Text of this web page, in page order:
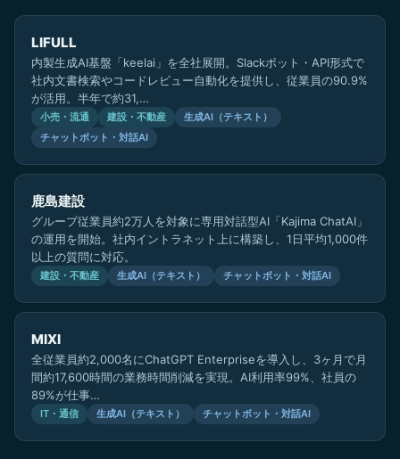
LIFULL
内製生成AI基盤「keelai」を全社展開。Slackボット・API形式で
社内文書検索やコードレビュー自動化を提供し、従業員の90.9%
が活用。半年で約31,…
小売・流通 建設・不動産
生成AI（テキスト）
チャットボット・対話AI
鹿島建設
グループ従業員約2万人を対象に専用対話型AI「Kajima ChatAI」
の運用を開始。社内イントラネット上に構築し、1日平均1,000件
以上の質問に対応。
建設・不動産 生成AI（テキスト） チャットボット・対話AI
MIXI
全従業員約2,000名にChatGPT Enterpriseを導入し、3ヶ月で月
間約17,600時間の業務時間削減を実現。AI利用率99%、社員の
89%が仕事…
IT・通信 生成AI（テキスト） チャットボット・対話AI